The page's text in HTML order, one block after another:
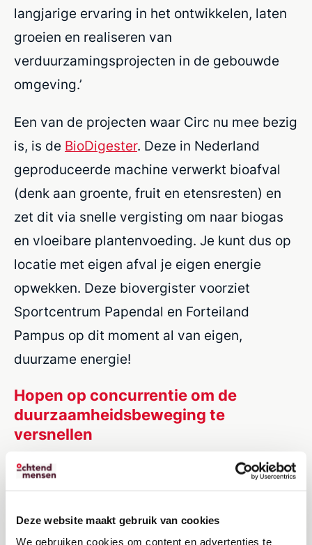
Deze website maakt gebruik van cookies
We gebruiken cookies om content en advertenties te
langjarige ervaring in het ontwikkelen, laten
groeien en realiseren van
verduurzamingsprojecten in de gebouwde
omgeving.’
Een van de projecten waar Circ nu mee bezig
is, is de BioDigester. Deze in Nederland
geproduceerde machine verwerkt bioafval
(denk aan groente, fruit en etensresten) en
zet dit via snelle vergisting om naar biogas
en vloeibare plantenvoeding. Je kunt dus op
locatie met eigen afval je eigen energie
opwekken. Deze biovergister voorziet
Sportcentrum Papendal en Forteiland
Pampus op dit moment al van eigen,
duurzame energie!
Hopen op concurrentie om de
duurzaamheidsbeweging te
versnellen
Vanuit OchtendMensen was er, naast veel
belangstelling voor de techniek, aandacht
voor de manier waarop René zijn idee uitrolt
en opschaalt. En waarom het opzetten van